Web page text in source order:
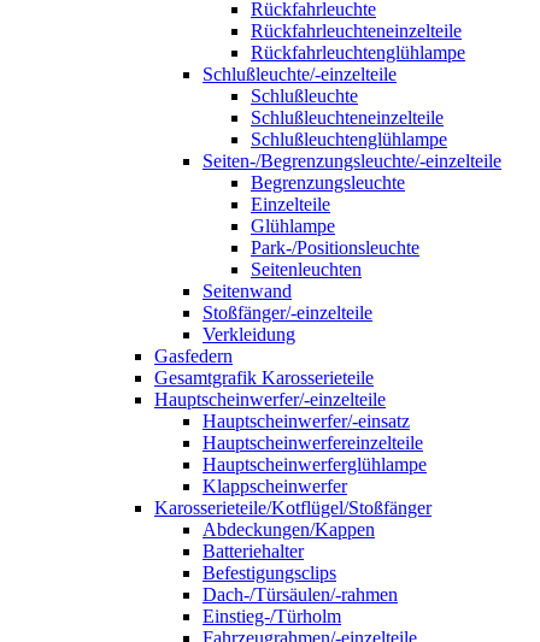
Rückfahrleuchte
Rückfahrleuchteneinzelteile
Rückfahrleuchtenglühlampe
Schlußleuchte/-einzelteile
Schlußleuchte
Schlußleuchteneinzelteile
Schlußleuchtenglühlampe
Seiten-/Begrenzungsleuchte/-einzelteile
Begrenzungsleuchte
Einzelteile
Glühlampe
Park-/Positionsleuchte
Seitenleuchten
Seitenwand
Stoßfänger/-einzelteile
Verkleidung
Gasfedern
Gesamtgrafik Karosserieteile
Hauptscheinwerfer/-einzelteile
Hauptscheinwerfer/-einsatz
Hauptscheinwerfereinzelteile
Hauptscheinwerferglühlampe
Klappscheinwerfer
Karosserieteile/Kotflügel/Stoßfänger
Abdeckungen/Kappen
Batteriehalter
Befestigungsclips
Dach-/Türsäulen/-rahmen
Einstieg-/Türholm
Fahrzeugrahmen/-einzelteile